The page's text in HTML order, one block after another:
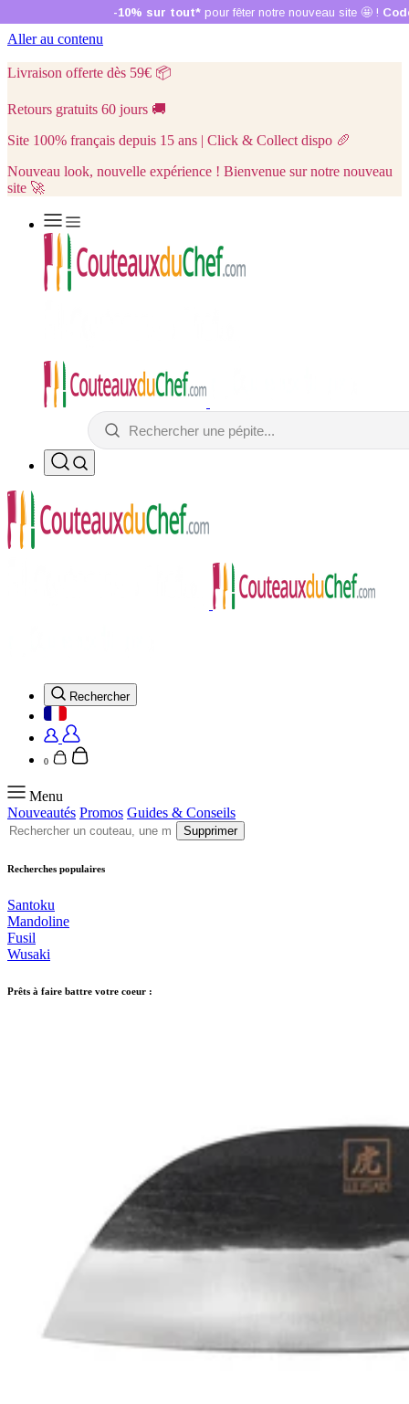
Aller au contenu
Livraison offerte dès 59€ 📦
Retours gratuits 60 jours 🚚
Site 100% français depuis 15 ans | Click & Collect dispo 🥖
Nouveau look, nouvelle expérience ! Bienvenue sur notre nouveau
site 🚀
Rechercher
0
Menu
Nouveautés Promos Guides & Conseils
Supprimer
Recherches populaires
Santoku
Mandoline
Fusil
Wusaki
Prêts à faire battre votre coeur :